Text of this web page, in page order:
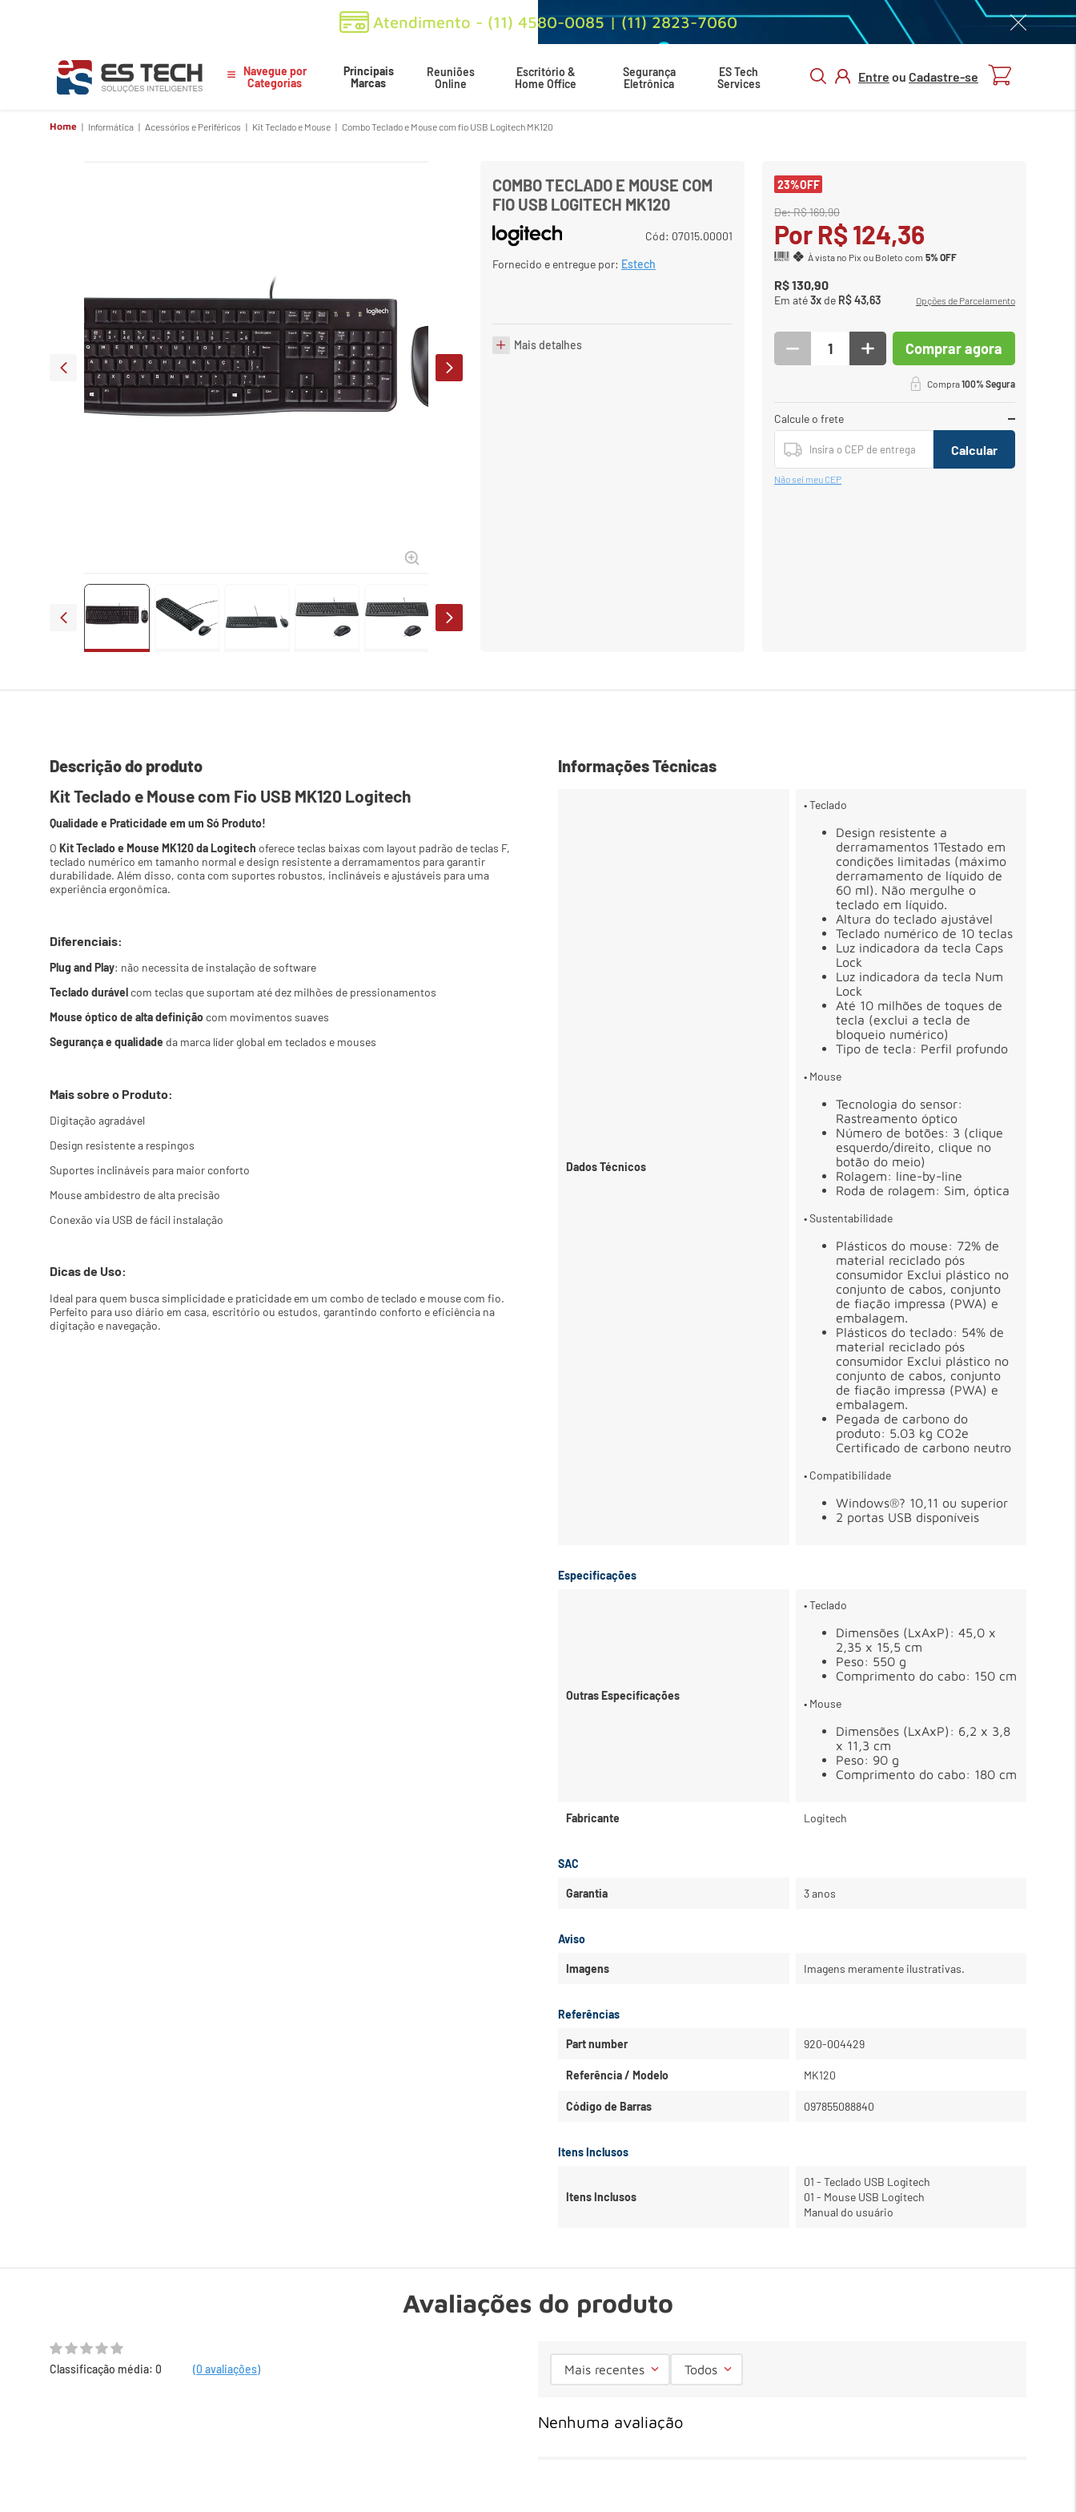
Atendimento - (11) 4580-0085 | (11) 2823-7060
Navegue por
Categorias
Principais
Marcas
Reuniões
Online
Escritório &
Home Office
Segurança
Eletrônica
ES Tech
Services
Entre ou Cadastre-se
Home Informática Acessórios e Periféricos Kit Teclado e Mouse Combo Teclado e Mouse com fio USB Logitech MK120
COMBO TECLADO E MOUSE COM
FIO USB LOGITECH MK120
Cód: 07015.00001
Fornecido e entregue por: Estech
Mais detalhes
23%OFF
De:R$169,90
Por R$ 124,36
À vista no Pix ou Boleto com 5% OFF
R$130,90
Em até3x de R$43,63 Opções de Parcelamento
Comprar agora
Compra100% Segura
Calcule o frete
Calcular
Não sei meu CEP
Descrição do produto
Kit Teclado e Mouse com Fio USB MK120 Logitech
Qualidade e Praticidade em um Só Produto!
O Kit Teclado e Mouse MK120 da Logitech oferece teclas baixas com layout padrão de teclas F,
teclado numérico em tamanho normal e design resistente a derramamentos para garantir
durabilidade. Além disso, conta com suportes robustos, inclináveis e ajustáveis para uma
experiência ergonômica.
Diferenciais:
Plug and Play: não necessita de instalação de software
Teclado durável com teclas que suportam até dez milhões de pressionamentos
Mouse óptico de alta definição com movimentos suaves
Segurança e qualidade da marca líder global em teclados e mouses
Mais sobre o Produto:
Digitação agradável
Design resistente a respingos
Suportes inclináveis para maior conforto
Mouse ambidestro de alta precisão
Conexão via USB de fácil instalação
Dicas de Uso:
Ideal para quem busca simplicidade e praticidade em um combo de teclado e mouse com fio.
Perfeito para uso diário em casa, escritório ou estudos, garantindo conforto e eficiência na
digitação e navegação.
Informações Técnicas
Dados Técnicos
• Teclado
Design resistente a
derramamentos 1Testado em
condições limitadas (máximo
derramamento de líquido de
60 ml). Não mergulhe o
teclado em líquido.
Altura do teclado ajustável
Teclado numérico de 10 teclas
Luz indicadora da tecla Caps
Lock
Luz indicadora da tecla Num
Lock
Até 10 milhões de toques de
tecla (exclui a tecla de
bloqueio numérico)
Tipo de tecla: Perfil profundo
• Mouse
Tecnologia do sensor:
Rastreamento óptico
Número de botões: 3 (clique
esquerdo/direito, clique no
botão do meio)
Rolagem: line-by-line
Roda de rolagem: Sim, óptica
• Sustentabilidade
Plásticos do mouse: 72% de
material reciclado pós
consumidor Exclui plástico no
conjunto de cabos, conjunto
de fiação impressa (PWA) e
embalagem.
Plásticos do teclado: 54% de
material reciclado pós
consumidor Exclui plástico no
conjunto de cabos, conjunto
de fiação impressa (PWA) e
embalagem.
Pegada de carbono do
produto: 5.03 kg CO2e
Certificado de carbono neutro
• Compatibilidade
Windows®? 10,11 ou superior
2 portas USB disponíveis
Especificações
Outras Especificações
• Teclado
Dimensões (LxAxP): 45,0 x
2,35 x 15,5 cm
Peso: 550 g
Comprimento do cabo: 150 cm
• Mouse
Dimensões (LxAxP): 6,2 x 3,8
x 11,3 cm
Peso: 90 g
Comprimento do cabo: 180 cm
Fabricante Logitech
SAC
Garantia 3 anos
Aviso
Imagens Imagens meramente ilustrativas.
Referências
Part number 920-004429
Referência / Modelo MK120
Código de Barras 097855088840
Itens Inclusos
Itens Inclusos
01 - Teclado USB Logitech
01 - Mouse USB Logitech
Manual do usuário
Avaliações do produto
Classificação média: 0 (0 avaliações) Mais recentes Todos
Nenhuma avaliação